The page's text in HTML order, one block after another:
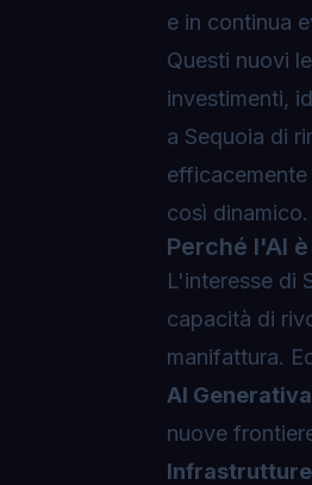
e in continua
Questi nuovi
investimenti,
a Sequoia di
così dinamico.
Perché l'AI
L'interesse di
capacità di
manifattura.
AI
nuove
Infrastrutture